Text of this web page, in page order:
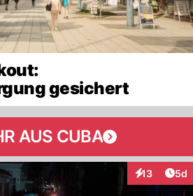
gesichert
AUS CUBA
13
Interaktionen
5d